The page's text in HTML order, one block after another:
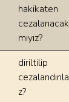
hakikaten
cezalanacak
mıyız?
diriltilip
z?